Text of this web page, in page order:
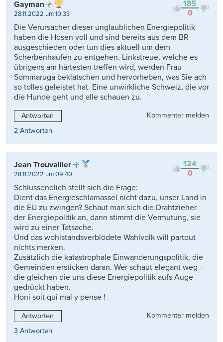
185
0
Gayman
28.11.2022 um 10:33
Die Verursacher dieser unglaublichen Energiepolitik
haben die Hosen voll und sind bereits aus dem BR
ausgeschieden oder tun dies aktuell um dem
Scherbenhaufen zu entgehen. Linkstreue, welche es
übrigens am härtesten treffen wird, werden Frau
Sommaruga beklatschen und hervorheben, was Sie ach
so tolles geleistet hat. Eine unwirkliche Schweiz, die vor
die Hunde geht und alle schauen zu.
Antworten
Kommentar melden
2 Antworten
124
0
Jean Trouvailler
28.11.2022 um 09:40
Schlussendlich stellt sich die Frage:
Dient das Energieschlamassel nicht dazu, unser Land in
die EU zu zwingen? Schaut man sich die Drahtzieher
der Energiepolitik an, dann stimmt die Vermutung, sie
wird zu einer Tatsache.
Und das wohlstandsverblödete Wahlvolk will partout
nichts merken.
Zusätzlich die katastrophale Einwanderungspolitik, die
Gemeinden ersticken daran. Wer schaut elegant weg –
die gleichen die uns diese Energiepolitik aufs Auge
gedrückt haben.
Honi soit qui mal y pense !
Antworten
Kommentar melden
3 Antworten